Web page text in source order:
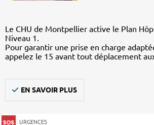
Le CHU de Montpellier active le Plan
Niveau 1.
Pour garantir une prise en charge
appelez le 15 avant tout déplacement
EN SAVOIR PLUS
URGENCES